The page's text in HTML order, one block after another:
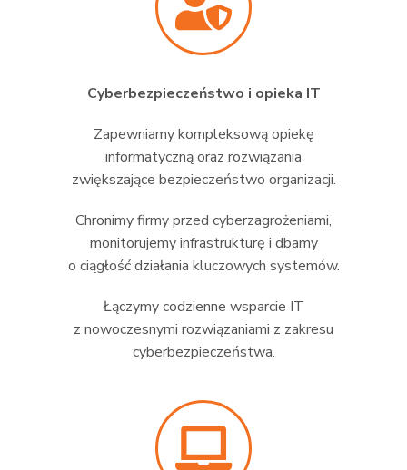
Cyberbezpieczeństwo i opieka IT
Zapewniamy kompleksową opiekę
informatyczną oraz rozwiązania
zwiększające bezpieczeństwo organizacji.
Chronimy firmy przed cyberzagrożeniami,
monitorujemy infrastrukturę i dbamy
o ciągłość działania kluczowych systemów.
Łączymy codzienne wsparcie IT
z nowoczesnymi rozwiązaniami z zakresu
cyberbezpieczeństwa.